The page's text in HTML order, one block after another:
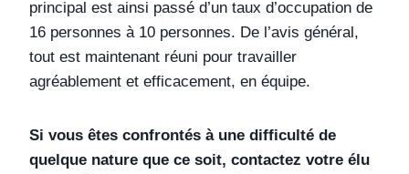
principal est ainsi passé d’un taux d’occupation de
16 personnes à 10 personnes. De l’avis général,
tout est maintenant réuni pour travailler
agréablement et efficacement, en équipe.
Si vous êtes confrontés à une difficulté de
quelque nature que ce soit, contactez votre élu